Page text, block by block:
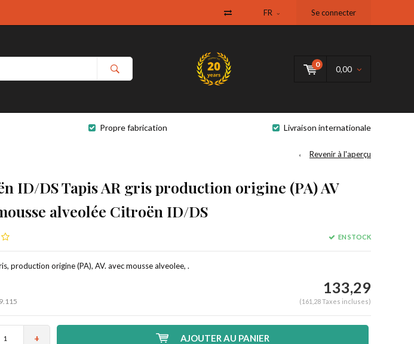
FR Se connecter
0
0,00
Propre fabrication Livraison internationale
Revenir à l'aperçu
ID/DS Tapis AR gris production origine (PA) AV
alveolée Citroën ID/DS
EN STOCK
production origine (PA), AV. avec mousse alveolee, .
133,29
(161,28 Taxes incluses)
+ AJOUTER AU PANIER